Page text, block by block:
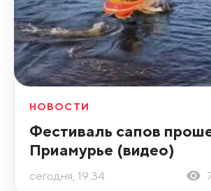
НОВОСТИ
Фестиваль сапов
Приамурье (видео)
сегодня, 19:34